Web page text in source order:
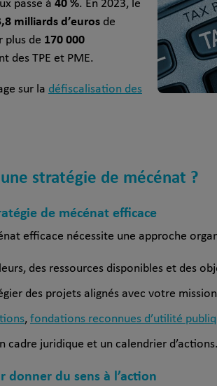
passe à
. En 2023, le
milliards d’euros de
plus de 170 000
des TPE et PME.
sur la défiscalisation des
stratégie de mécénat ?
de mécénat efficace
efficace nécessite une approche
des ressources disponibles et des
des projets alignés avec votre
, fondations reconnues d’utilité
cadre juridique et un calendrier d’actions.
du sens à l’action